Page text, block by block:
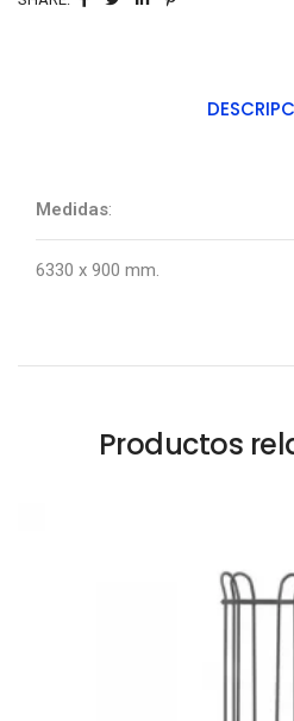
Medidas:
6330 x 900 mm.
Productos